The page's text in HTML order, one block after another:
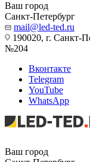
Ваш город
Санкт-Петербург
mail@led-ted.ru
190020, г. Санкт-
№204
Вконтакте
Telegram
YouTube
WhatsApp
Ваш город